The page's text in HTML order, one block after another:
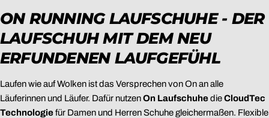
ON RUNNING LAUFSCHUHE - DER
LAUFSCHUH MIT DEM NEU
ERFUNDENEN LAUFGEFÜHL
Laufen wie auf Wolken ist das Versprechen von On an alle
Läuferinnen und Läufer. Dafür nutzenOn LaufschuhedieCloudTec
Technologiefür Damen und Herren Schuhe gleichermaßen. Flexible